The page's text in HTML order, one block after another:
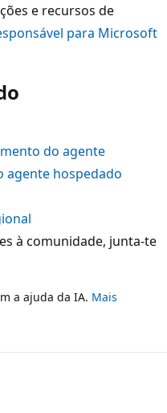
e recursos de
para Microsoft
do agente
agente hospedado
à comunidade, junta-te
a ajuda da IA. Mais